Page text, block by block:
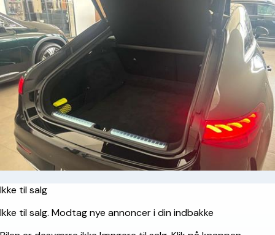
Ikke til salg
Ikke til salg. Modtag nye annoncer i din indbakke